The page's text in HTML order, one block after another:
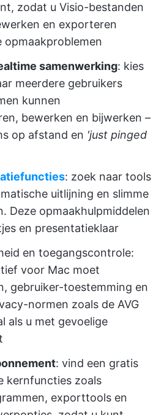
zodat u Visio-bestanden
en exporteren
opmaakproblemen
samenwerking: kies
meerdere gebruikers
kunnen
bewerken en bijwerken –
op afstand en 'just pinged
: zoek naar tools
uitlijning en slimme
Deze opmaakhulpmiddelen
en presentatieklaar
en toegangscontrole:
voor Mac moet
gebruiker-toestemming en
normen zoals de AVG
als u met gevoelige
: vind een gratis
kernfuncties zoals
exporttools en